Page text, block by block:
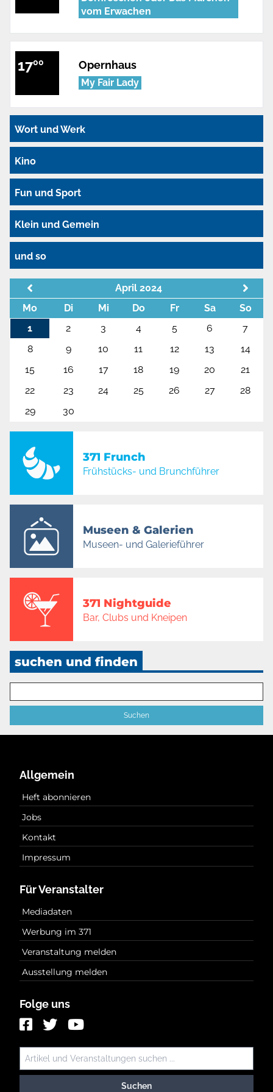
vom Erwachen
1700 Opernhaus
My Fair Lady
Wort und Werk
Kino
Fun und Sport
Klein und Gemein
und so
April 2024
Mo
Di Mi Do Fr Sa
So
1
2 3 4 5 6
7
8
9 10 11 12 13
14
15
16 17 18 19 20
21
22
23 24 25 26 27
28
29
30
371 Frunch
Frühstücks- und Brunchführer
Museen & Galerien
Museen- und Galerieführer
371 Nightguide
Bar, Clubs und Kneipen
suchen und finden
Allgemein
Heft abonnieren
Jobs
Kontakt
Impressum
Für Veranstalter
Mediadaten
Werbung im 371
Veranstaltung melden
Ausstellung melden
Folge uns